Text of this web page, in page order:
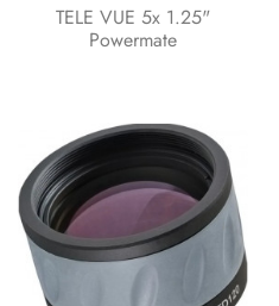
TELE VUE 5x 1.25"
Powermate